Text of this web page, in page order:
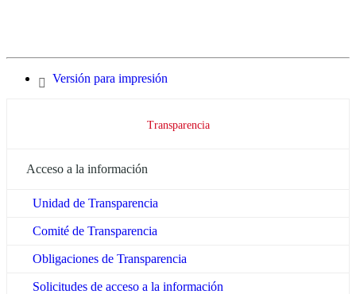
Versión para impresión
Transparencia
Acceso a la información
Unidad de Transparencia
Comité de Transparencia
Obligaciones de Transparencia
Solicitudes de acceso a la información